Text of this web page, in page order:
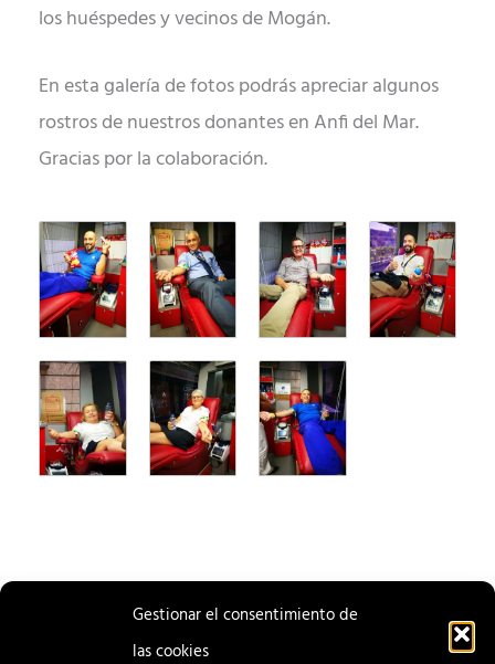
Gestionar el consentimiento de
las cookies
los huéspedes y vecinos de Mogán.
En esta galería de fotos podrás apreciar algunos
rostros de nuestros donantes en Anfi del Mar.
Gracias por la colaboración.
ENTRADA